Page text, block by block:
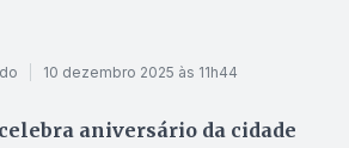
10 dezembro 2025 às 11h44
aniversário da cidade